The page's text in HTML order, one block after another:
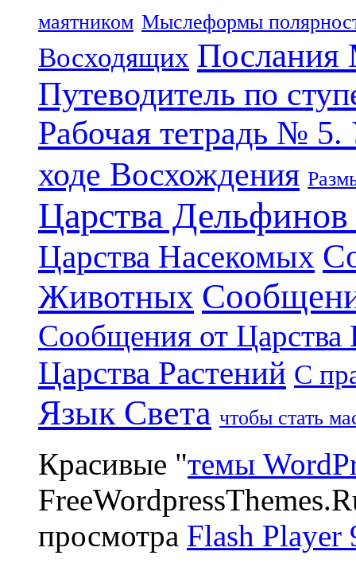
маятником Мыслеформы
Восходящих Послания
Путеводитель по
Рабочая тетрадь №
ходе Восхождения
Царства
Царства Насекомых
Животных
Сообщения от Царства
Царства Растений С
Язык Света чтобы стать
Красивые "темы
просмотра Flash Player